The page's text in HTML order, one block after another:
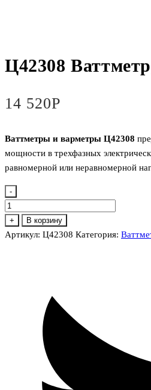
Ц42308
14 520Р
Ваттметры и варметры Ц42308
мощности в трехфазных
равномерной или неравномерной
-
Количество
товара
Ц42308
+ В корзину
Артикул: Ц42308 Категория: